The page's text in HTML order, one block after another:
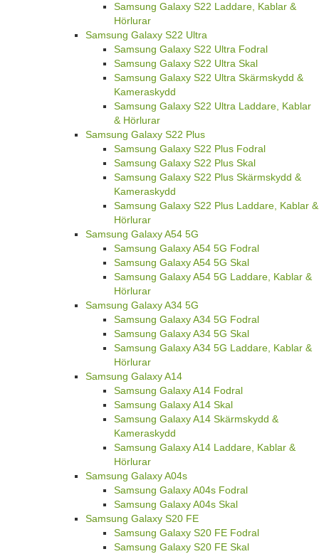
Samsung Galaxy S22 Laddare, Kablar &
Hörlurar
Samsung Galaxy S22 Ultra
Samsung Galaxy S22 Ultra Fodral
Samsung Galaxy S22 Ultra Skal
Samsung Galaxy S22 Ultra Skärmskydd &
Kameraskydd
Samsung Galaxy S22 Ultra Laddare, Kablar
& Hörlurar
Samsung Galaxy S22 Plus
Samsung Galaxy S22 Plus Fodral
Samsung Galaxy S22 Plus Skal
Samsung Galaxy S22 Plus Skärmskydd &
Kameraskydd
Samsung Galaxy S22 Plus Laddare, Kablar &
Hörlurar
Samsung Galaxy A54 5G
Samsung Galaxy A54 5G Fodral
Samsung Galaxy A54 5G Skal
Samsung Galaxy A54 5G Laddare, Kablar &
Hörlurar
Samsung Galaxy A34 5G
Samsung Galaxy A34 5G Fodral
Samsung Galaxy A34 5G Skal
Samsung Galaxy A34 5G Laddare, Kablar &
Hörlurar
Samsung Galaxy A14
Samsung Galaxy A14 Fodral
Samsung Galaxy A14 Skal
Samsung Galaxy A14 Skärmskydd &
Kameraskydd
Samsung Galaxy A14 Laddare, Kablar &
Hörlurar
Samsung Galaxy A04s
Samsung Galaxy A04s Fodral
Samsung Galaxy A04s Skal
Samsung Galaxy S20 FE
Samsung Galaxy S20 FE Fodral
Samsung Galaxy S20 FE Skal